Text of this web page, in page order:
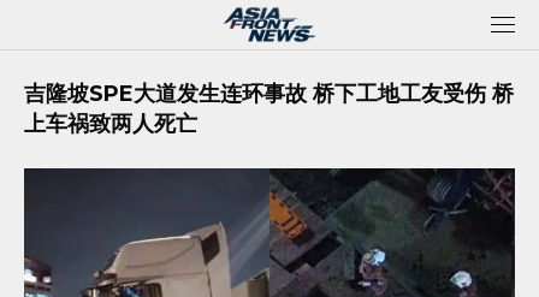
吉隆坡SPE大道发生连环事故 桥下工地工友受伤 桥
上车祸致两人死亡